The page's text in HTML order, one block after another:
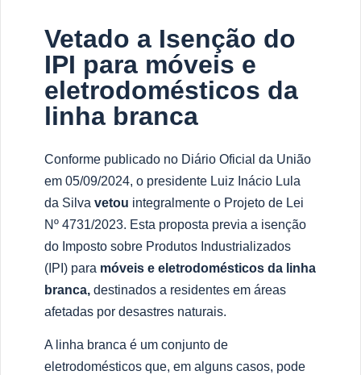
Vetado a Isenção do
IPI para móveis e
eletrodomésticos da
linha branca
Conforme publicado no Diário Oficial da União
em 05/09/2024, o presidente Luiz Inácio Lula
da Silva vetou integralmente o Projeto de Lei
Nº 4731/2023. Esta proposta previa a isenção
do Imposto sobre Produtos Industrializados
(IPI) para móveis e eletrodomésticos da linha
branca, destinados a residentes em áreas
afetadas por desastres naturais.
A linha branca é um conjunto de
eletrodomésticos que, em alguns casos, pode